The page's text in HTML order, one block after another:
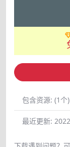
包含资源: (1个)
最近更新: